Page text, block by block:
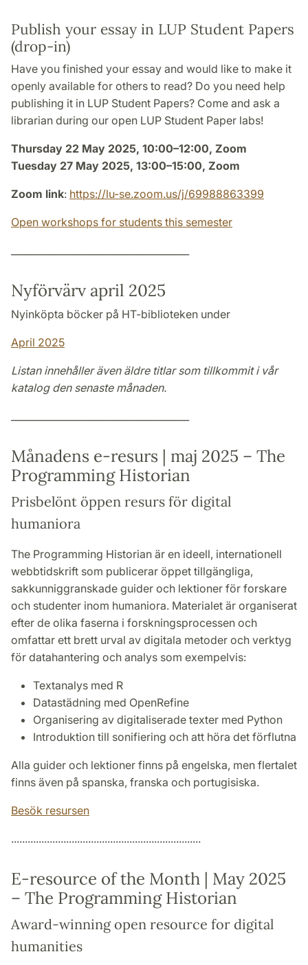
Publish your essay in LUP Student Papers
(drop-in)
Have you finished your essay and would like to make it
openly available for others to read? Do you need help
publishing it in LUP Student Papers? Come and ask a
librarian during our open LUP Student Paper labs!
Thursday 22 May 2025, 10:00–12:00, Zoom
Tuesday 27 May 2025, 13:00–15:00, Zoom
Zoom link: https://lu-se.zoom.us/j/69988863399
Open workshops for students this semester
Nyförvärv april 2025
Nyinköpta böcker på HT-biblioteken under
April 2025
Listan innehåller även äldre titlar som tillkommit i vår
katalog den senaste månaden.
Månadens e-resurs | maj 2025 – The
Programming Historian
Prisbelönt öppen resurs för digital
humaniora
The Programming Historian är en ideell, internationell
webbtidskrift som publicerar öppet tillgängliga,
sakkunniggranskade guider och lektioner för forskare
och studenter inom humaniora. Materialet är organiserat
efter de olika faserna i forskningsprocessen och
omfattar ett brett urval av digitala metoder och verktyg
för datahantering och analys som exempelvis:
Textanalys med R
Datastädning med OpenRefine
Organisering av digitaliserade texter med Python
Introduktion till sonifiering och att höra det förflutna
Alla guider och lektioner finns på engelska, men flertalet
finns även på spanska, franska och portugisiska.
Besök resursen
.....................................................................
E-resource of the Month | May 2025
– The Programming Historian
Award-winning open resource for digital
humanities